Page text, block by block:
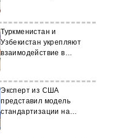
Туркменистан и
Узбекистан укрепляют
взаимодействие в
Эксперт из США
представил модель
стандартизации на